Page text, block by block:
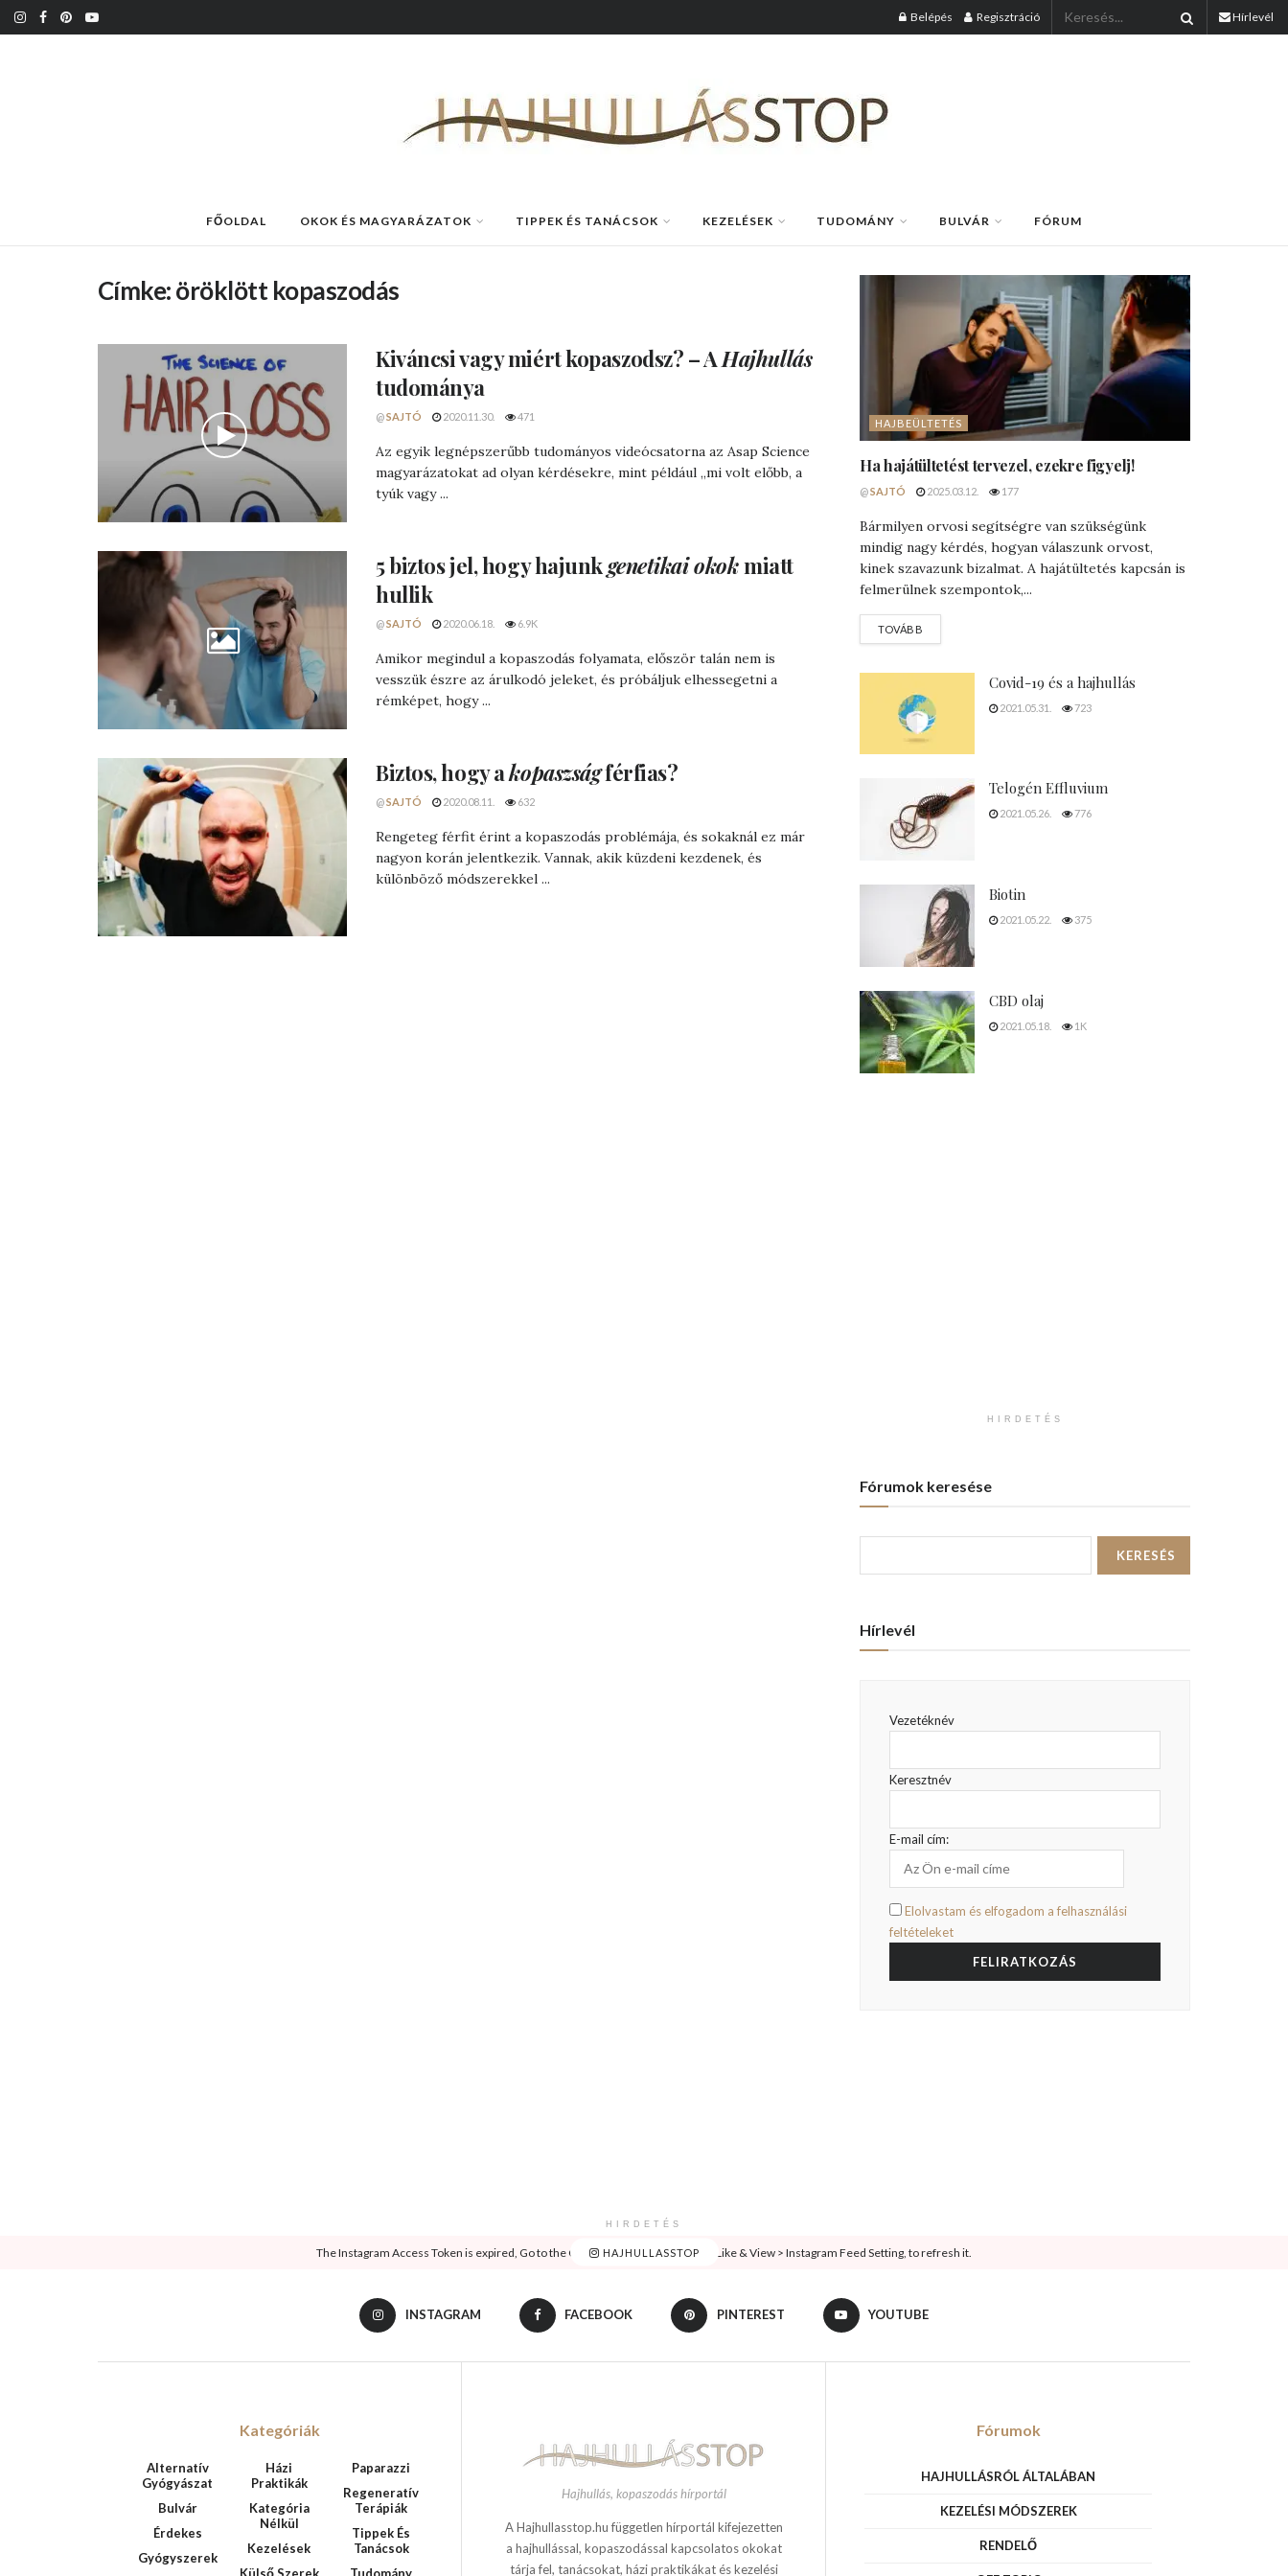
Belépés Regisztráció Hírlevél
FŐOLDAL OKOK ÉS MAGYARÁZATOK TIPPEK ÉS TANÁCSOK KEZELÉSEK TUDOMÁNY BULVÁR FÓRUM
Címke:öröklött kopaszodás
Kiváncsi vagymiért kopaszodsz? – AHajhullás
tudománya
@SAJTÓ 2020.11.30. 471
Az egyik legnépszerűbb tudományos videócsatorna az Asap Science
magyarázatokat ad olyan kérdésekre, mint például „mi volt előbb, a
tyúk vagy ...
5 biztos jel, hogy hajunkgenetikai okokmiatt
hullik
@SAJTÓ 2020.06.18. 6.9K
Amikor megindul a kopaszodás folyamata, először talán nem is
vesszük észre az árulkodó jeleket, és próbáljuk elhessegetni a
rémképet, hogy ...
Biztos, hogy akopaszságférfias?
@SAJTÓ 2020.08.11. 632
Rengeteg férfit érint a kopaszodás problémája, és sokaknál ez már
nagyon korán jelentkezik. Vannak, akik küzdeni kezdenek, és
különböző módszerekkel ...
HAJBEÜLTETÉS
Ha hajátültetést tervezel, ezekre figyelj!
@SAJTÓ 2025.03.12. 177
Bármilyen orvosi segítségre van szükségünk
mindig nagy kérdés, hogyan válaszunk orvost,
kinek szavazunk bizalmat. A hajátültetés kapcsán is
felmerülnek szempontok,...
TOVÁBB
Covid-19 és a hajhullás
2021.05.31. 723
Telogén Effluvium
2021.05.26. 776
Biotin
2021.05.22. 375
CBD olaj
2021.05.18. 1K
HIRDETÉS
Fórumok keresése
Hírlevél
Vezetéknév
Keresztnév
E-mail cím:
Elolvastam és elfogadom a felhasználási
feltételeket
HIRDETÉS
HAJHULLASSTOP
The Instagram Access Token is expired, Go to the Customizer > JNews : Social, Like & View > Instagram Feed Setting, to refresh it.
INSTAGRAM FACEBOOK PINTEREST YOUTUBE
Kategóriák
Alternatív
Gyógyászat
Bulvár
Érdekes
Gyógyszerek
Házi
Praktikák
Kategória
Nélkül
Kezelések
Külső Szerek
Paparazzi
Regeneratív
Terápiák
Tippek És
Tanácsok
Tudomány
Hajhullás, kopaszodás hírportál
A Hajhullasstop.hu független hírportál kifejezetten
a hajhullással, kopaszodással kapcsolatos okokat
tárja fel, tanácsokat, házi praktikákat és kezelési
Fórumok
HAJHULLÁSRÓL ÁLTALÁBAN
KEZELÉSI MÓDSZEREK
RENDELŐ